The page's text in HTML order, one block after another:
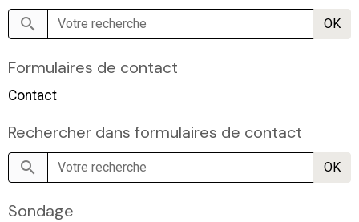
OK
Formulaires de contact
Contact
Rechercher dans formulaires de contact
OK
Sondage